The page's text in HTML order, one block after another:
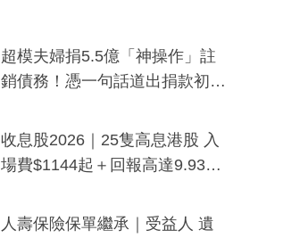
超模夫婦捐5.5億「神操作」註
銷債務！憑一句話道出捐款初
一度被誤當詐騙手段
收息股2026｜25隻高息港股 入
場費$1144起＋回報高達9.93
人壽保險保單繼承｜受益人 遺